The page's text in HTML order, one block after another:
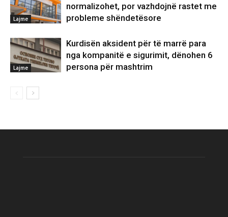
Lajme
normalizohet, por vazhdojnë rastet me
probleme shëndetësore
Lajme
Kurdisën aksident për të marrë para
nga kompanitë e sigurimit, dënohen 6
persona për mashtrim